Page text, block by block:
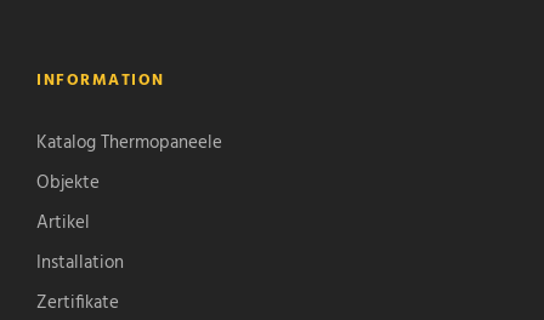
INFORMATION
Katalog Thermopaneele
Objekte
Artikel
Installation
Zertifikate